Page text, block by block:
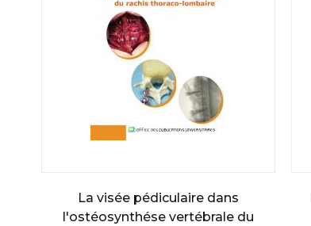
La visée pédiculaire dans
l'ostéosynthése vertébrale du